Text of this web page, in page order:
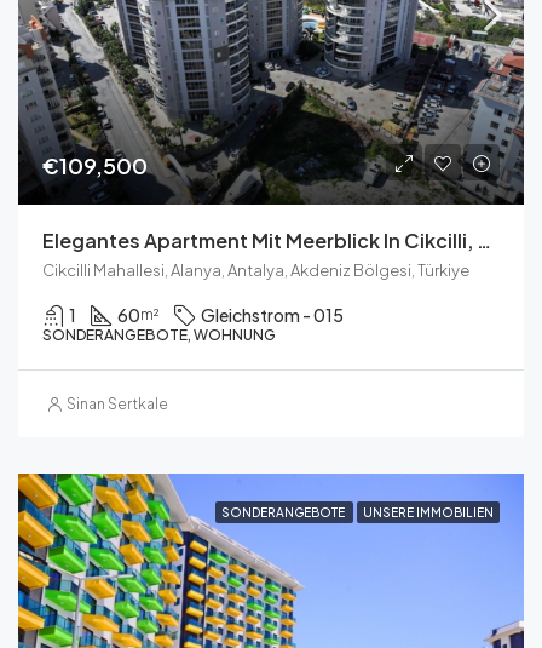
€109,500
Elegantes Apartment Mit Meerblick In Cikcilli, Alanya
Cikcilli Mahallesi, Alanya, Antalya, Akdeniz Bölgesi, Türkiye
1 60m² Gleichstrom - 015
SONDERANGEBOTE, WOHNUNG
Sinan Sertkale
SONDERANGEBOTE UNSERE IMMOBILIEN